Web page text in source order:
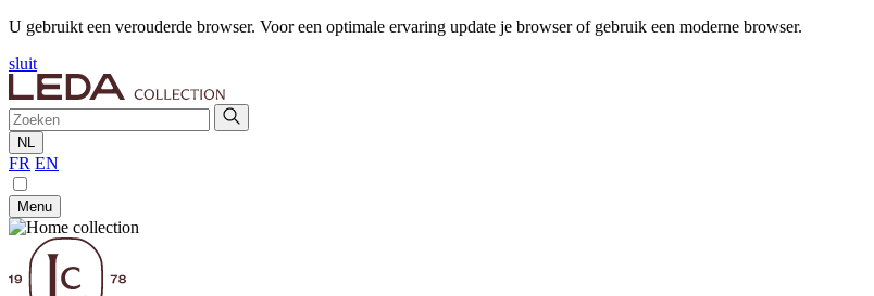
U gebruikt een verouderde browser. Voor een optimale ervaring update je browser of gebruik een moderne browser.
sluit
NL
FR EN
Menu